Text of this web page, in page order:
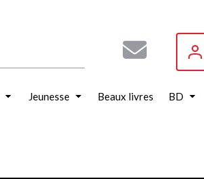
Jeunesse Beaux livres BD